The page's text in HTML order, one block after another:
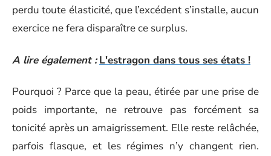
perdu toute élasticité, que l’excédent s’installe, aucun
exercice ne fera disparaître ce surplus.
A lire également : L'estragon dans tous ses états !
Pourquoi ? Parce que la peau, étirée par une prise de
poids importante, ne retrouve pas forcément sa
tonicité après un amaigrissement. Elle reste relâchée,
parfois flasque, et les régimes n’y changent rien.